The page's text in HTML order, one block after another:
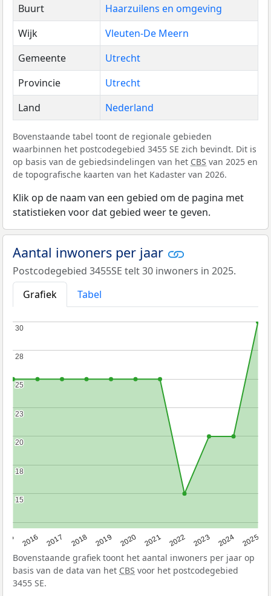
Buurt
Haarzuilens en omgeving
Wijk
Vleuten-De Meern
Gemeente
Utrecht
Provincie
Utrecht
Land
Nederland
Bovenstaande tabel toont de regionale gebieden
waarbinnen het postcodegebied 3455 SE zich bevindt. Dit is
op basis van de gebiedsindelingen van het CBS van 2025 en
de topografische kaarten van het Kadaster van 2026.
Klik op de naam van een gebied om de pagina met
statistieken voor dat gebied weer te geven.
Aantal inwoners per jaar
Postcodegebied 3455SE telt 30 inwoners in 2025.
Grafiek
Tabel
2016 2017 2018 2019 2020 2021 2022 2023 2024 2025
15
15
18
18
20
20
23
23
25
25
28
28
30
30
Bovenstaande grafiek toont het aantal inwoners per jaar op
basis van de data van het CBS voor het postcodegebied
3455 SE.